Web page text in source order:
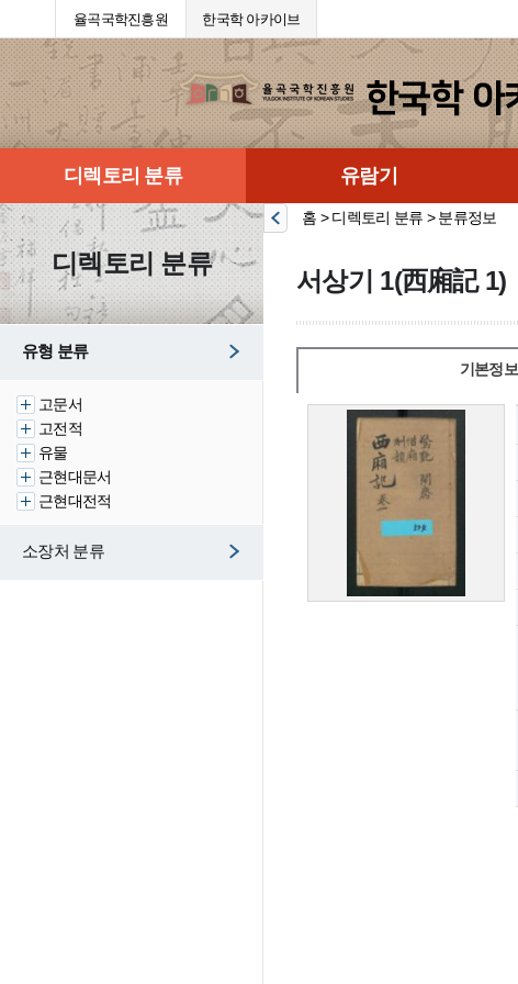
율곡국학진흥원 한국학 아카이브
디렉토리 분류 유람기
디렉토리 분류
유형 분류
고문서
고전적
유물
근현대문서
근현대전적
소장처 분류
홈 > 디렉토리 분류 > 분류정보
서상기 1(西廂記 1)
기본정보